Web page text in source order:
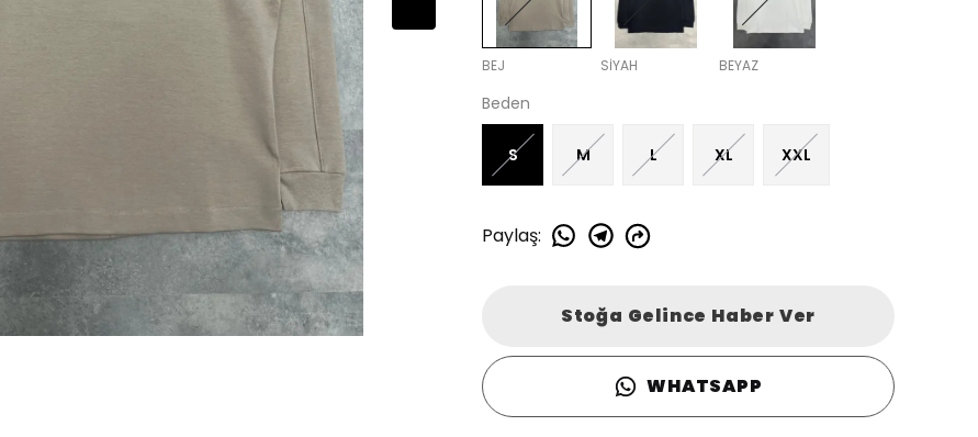
BEJ SİYAH BEYAZ
Beden
S M L XL XXL
Paylaş:
Stoğa Gelince Haber Ver
WHATSAPP